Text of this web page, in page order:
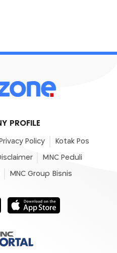
PROFILE
Privacy Policy Kotak Pos
MNC Peduli
MNC Group Bisnis